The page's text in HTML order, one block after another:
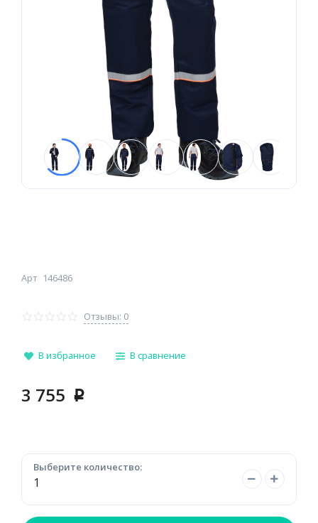
Арт 146486
Отзывы: 0
В избранное В сравнение
3 755 p
Выберите количество: